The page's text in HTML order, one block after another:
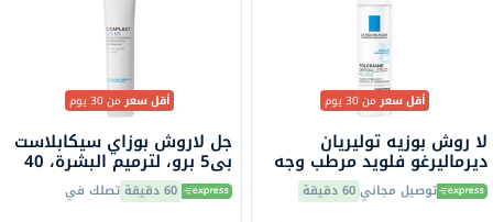
أقل سعرمن 30 يوم
لا روش بوزيه توليريان
ديرماليرغو فلويد مرطب وجه
للبشرة الحساسة 40 مل
توصيل مجاني60 دقيقة
أقل سعرمن 30 يوم
جل لاروش بوزاي سيكابلاست
بي5 برو، لترميم البشرة، 40
مل 60 دقيقة تصلك في